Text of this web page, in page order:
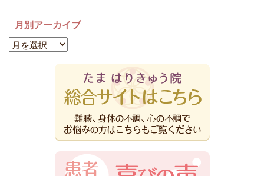
月別アーカイブ
月
別